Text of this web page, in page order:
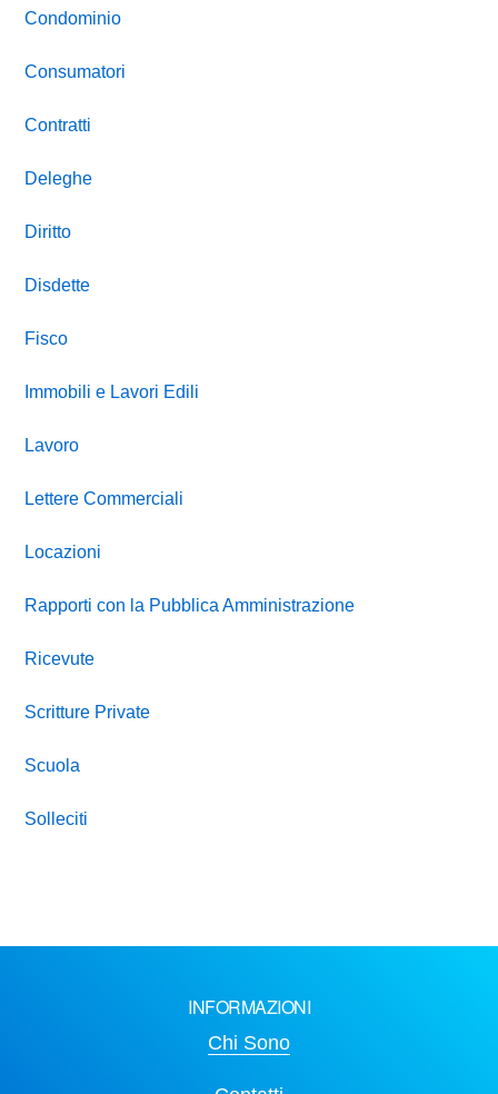
Condominio
Consumatori
Contratti
Deleghe
Diritto
Disdette
Fisco
Immobili e Lavori Edili
Lavoro
Lettere Commerciali
Locazioni
Rapporti con la Pubblica Amministrazione
Ricevute
Scritture Private
Scuola
Solleciti
INFORMAZIONI
Chi Sono